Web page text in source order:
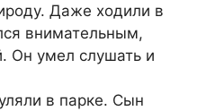
Даже ходили в
внимательным,
Он умел слушать и
в парке. Сын